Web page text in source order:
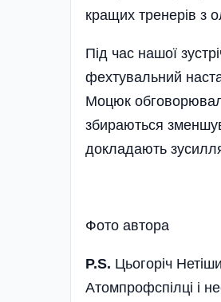
кращих тренерів з
Під час нашої
фехтувальний
Моцюк
збираються
докладають
Фото автора
P.S. Цьогоріч
Атомпрофспілці і